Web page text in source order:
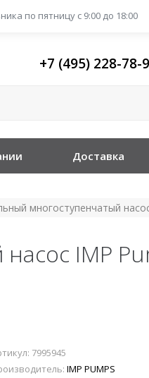
по пятницу с 9:00 до 18:00
+7 (495) 228-78-
Доставка
многоступенчатый
IMP
7995945
IMP PUMPS